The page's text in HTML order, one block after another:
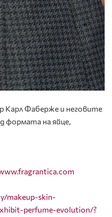
Фаберже и неговите
формата на яйце,
makeup-skin-
perfume-evolution/?